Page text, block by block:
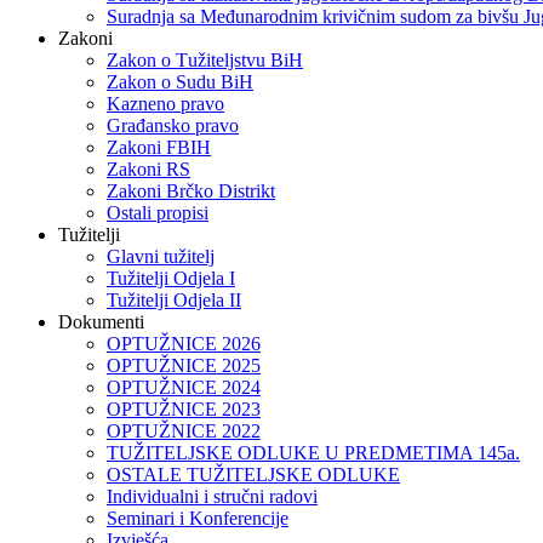
Suradnja sa Međunarodnim krivičnim sudom za bivšu
Zakoni
Zakon o Тužiteljstvu BiH
Zakon o Sudu BiH
Kazneno pravo
Građansko pravo
Zakoni FBIH
Zakoni RS
Zakoni Brčko Distrikt
Ostali propisi
Tužitelji
Glavni tužitelj
Tužitelji Odjela I
Tužitelji Odjela II
Dokumenti
OPTUŽNICE 2026
OPTUŽNICE 2025
OPTUŽNICE 2024
OPTUŽNICE 2023
OPTUŽNICE 2022
TUŽITELJSKE ODLUKE U PREDMETIMA 145a.
OSTALE TUŽITELJSKE ODLUKE
Individualni i stručni radovi
Seminari i Konferencije